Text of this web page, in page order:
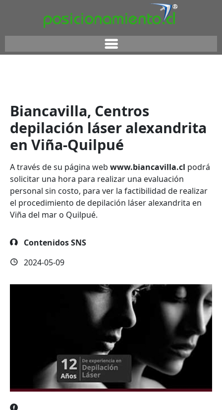
Biancavilla, Centros
depilación láser alexandrita
en Viña-Quilpué
A través de su página web www.biancavilla.cl podrá
solicitar una hora para realizar una evaluación
personal sin costo, para ver la factibilidad de realizar
el procedimiento de depilación láser alexandrita en
Viña del mar o Quilpué.
Contenidos SNS
2024-05-09